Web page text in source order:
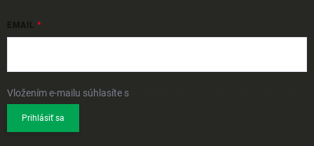
EMAIL
Vložením e-mailu súhlasíte s
Prihlásiť sa